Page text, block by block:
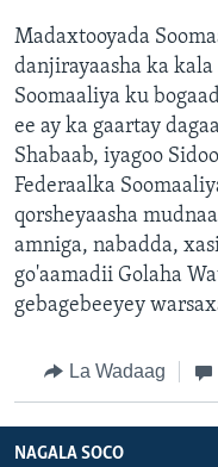
Madaxtooyada
danjirayaasha ka
Soomaaliya ku
ee ay ka gaartay
Shabaab, iyagoo
Federaalka
qorsheyaasha
amniga, nabadda,
go'aamadii Golaha
gebagebeeyey
La Wadaag
NAGALA SOCO